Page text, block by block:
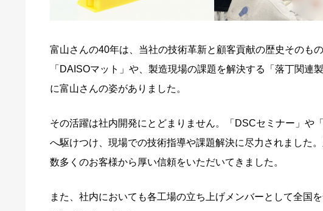
富山さんの40年は、当社の技術革新と顧客貢献の歴史そのも
「DAISOマット」や、製造現場の課題を解決する「落丁関連
に富山さんの姿がありました。
その活躍は社内開発にとどまりません。「DSCセミナー」や
へ駆けつけ、現場での技術指導や課題解決に尽力されました
数多くのお客様から厚い信頼をいただいてきました。
また、社内においても各工場の立ち上げメンバーとして全国